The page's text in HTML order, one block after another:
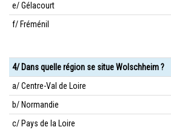
e/ Gélacourt
f/ Fréménil
4/ Dans quelle région se situe Wolschheim ?
a/ Centre-Val de Loire
b/ Normandie
c/ Pays de la Loire